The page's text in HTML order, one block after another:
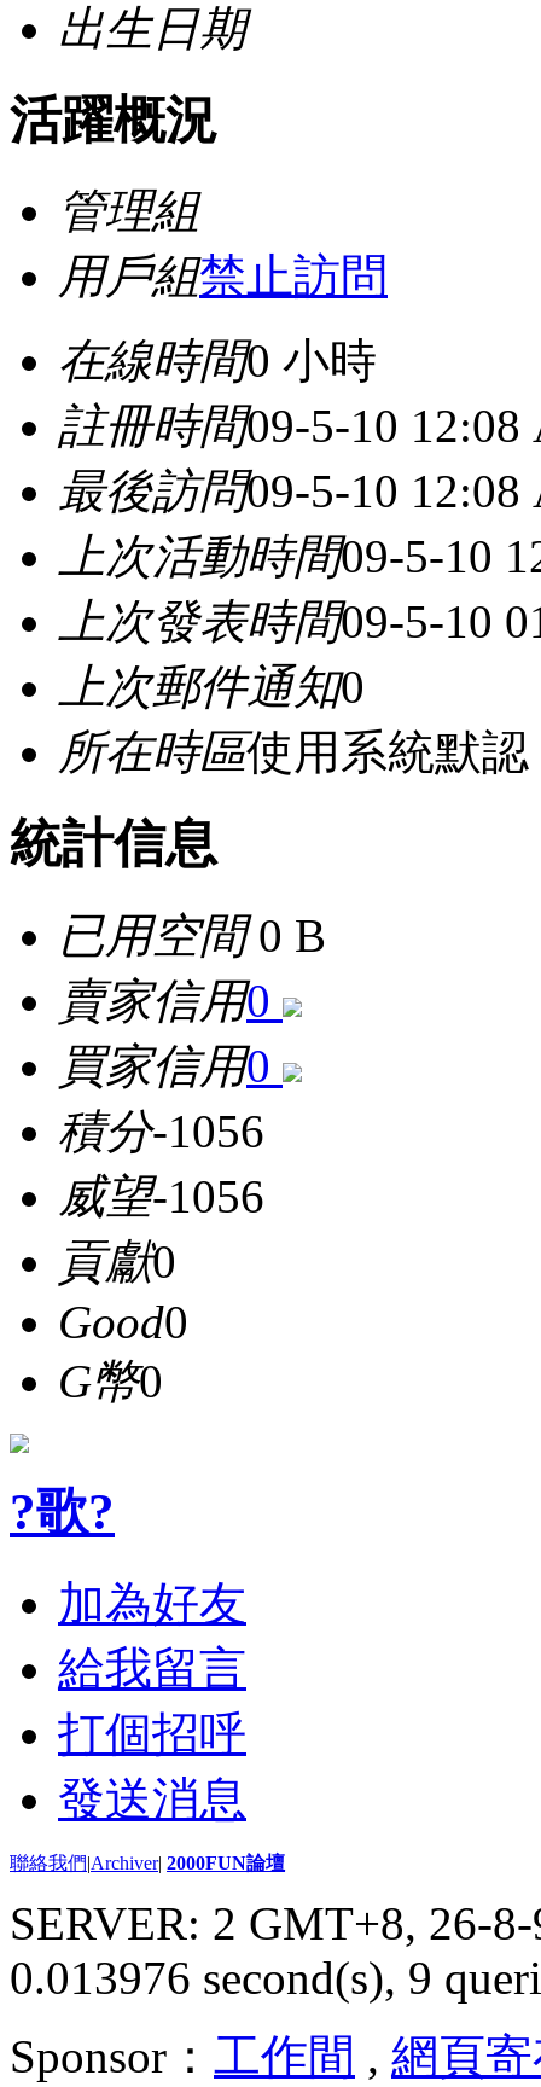
出生日期
活躍概況
管理組
用戶組禁止訪問
在線時間0 小時
註冊時間09-5-10 12:08
最後訪問09-5-10 12:08
上次活動時間09-5-10
上次發表時間09-5-10
上次郵件通知0
所在時區使用系統默認
統計信息
已用空間0 B
賣家信用0
買家信用0
積分-1056
威望-1056
貢獻0
Good0
G幣0
?歌?
加為好友
給我留言
打個招呼
發送消息
聯絡我們|Archiver| 2000FUN論壇
SERVER: 2 GMT+8, 26-
0.013976 second(s), 9
Sponsor： 工作間 , 網頁